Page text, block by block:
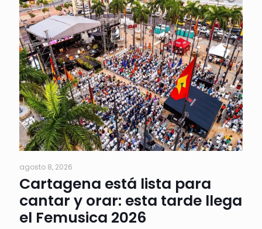
agosto 8, 2026
Cartagena está lista para
cantar y orar: esta tarde llega
el Femusica 2026